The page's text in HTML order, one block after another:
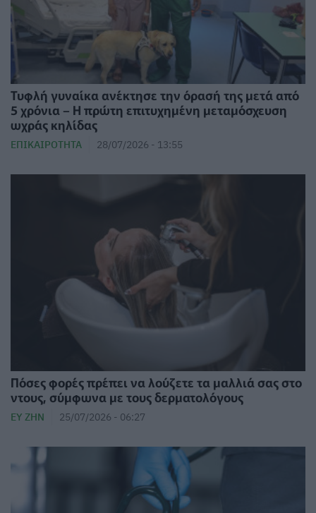
Τυφλή γυναίκα ανέκτησε την όρασή της μετά από
5 χρόνια – Η πρώτη επιτυχημένη μεταμόσχευση
ωχράς κηλίδας
ΕΠΙΚΑΙΡΌΤΗΤΑ 28/07/2026 - 13:55
Πόσες φορές πρέπει να λούζετε τα μαλλιά σας στο
ντους, σύμφωνα με τους δερματολόγους
ΕΥ ΖΗΝ 25/07/2026 - 06:27